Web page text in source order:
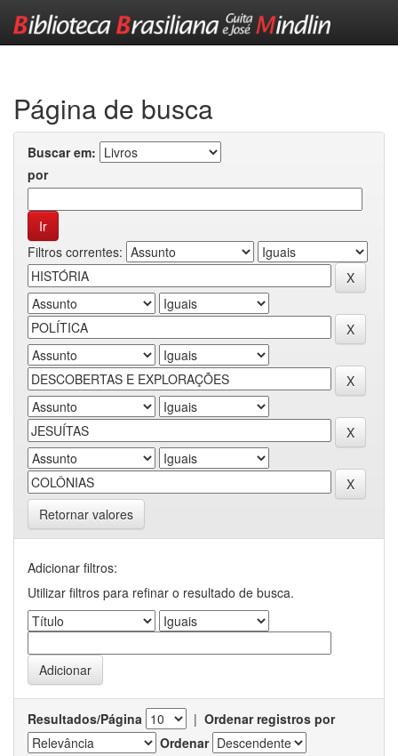
Página de busca
Buscar em:
por
Filtros correntes:
Retornar valores
Adicionar filtros:
Utilizar filtros para refinar o resultado de busca.
Resultados/Página | Ordenar registros por
Ordenar